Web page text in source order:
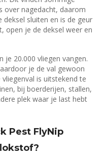
over nagedacht, daarom
sluiten en is de geur
open je de deksel weer en
je 20.000 vliegen vangen.
je de val gewoon
is uitstekend te
bij boerderijen, stallen,
plek waar je last hebt
Pest FlyNip